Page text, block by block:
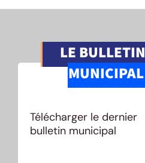
LE BULLETIN
MUNICIPAL
Télécharger le dernier
bulletin municipal